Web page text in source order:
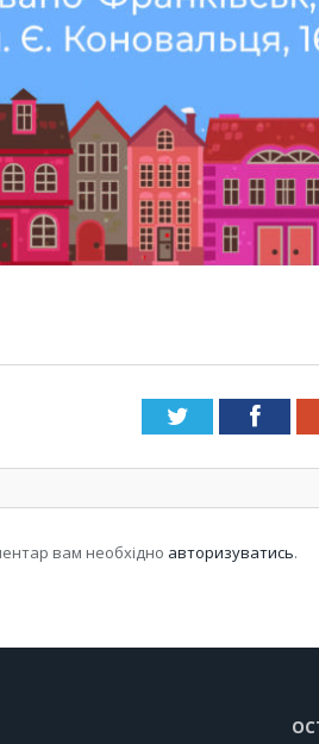
Twitter
вам необхідно авторизуватись.